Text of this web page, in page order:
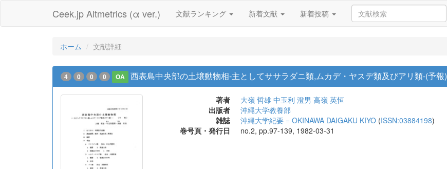
Ceek.jp Altmetrics (α ver.) 文献ランキング 新着文献 新着投稿
ホーム 文献詳細
4 0 0 0 OA 西表島中央部の土壌動物相-主としてササラダニ類,ムカデ・ヤスデ類及びアリ類-(予報)
著者 大嶺 哲雄 中玉利 澄男 高嶺 英恒
出版者
沖縄大学教養部
雑誌
沖縄大学紀要 = OKINAWA DAIGAKU KIYO (ISSN:03884198)
巻号頁・発行日
no.2, pp.97-139, 1982-03-31